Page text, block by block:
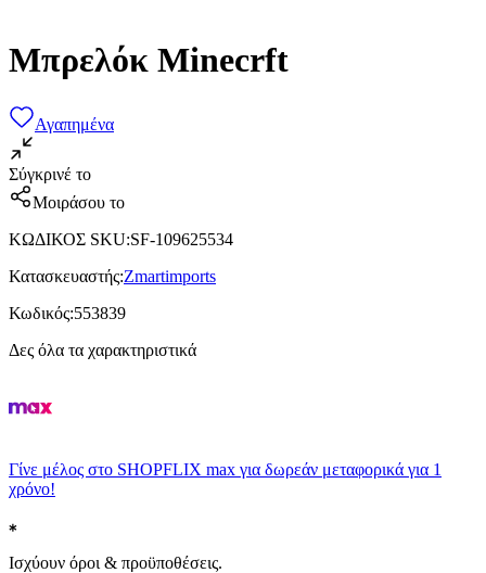
Μπρελόκ Minecrft
Αγαπημένα
Σύγκρινέ το
Μοιράσου το
ΚΩΔΙΚΟΣ SKU:SF-109625534
Κατασκευαστής:Zmartimports
Κωδικός:553839
Δες όλα τα χαρακτηριστικά
Γίνε μέλος στο SHOPFLIX max για δωρεάν μεταφορικά για 1
χρόνο!
Ισχύουν όροι & προϋποθέσεις.